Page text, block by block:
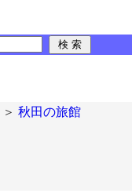
＞ 秋田の旅館